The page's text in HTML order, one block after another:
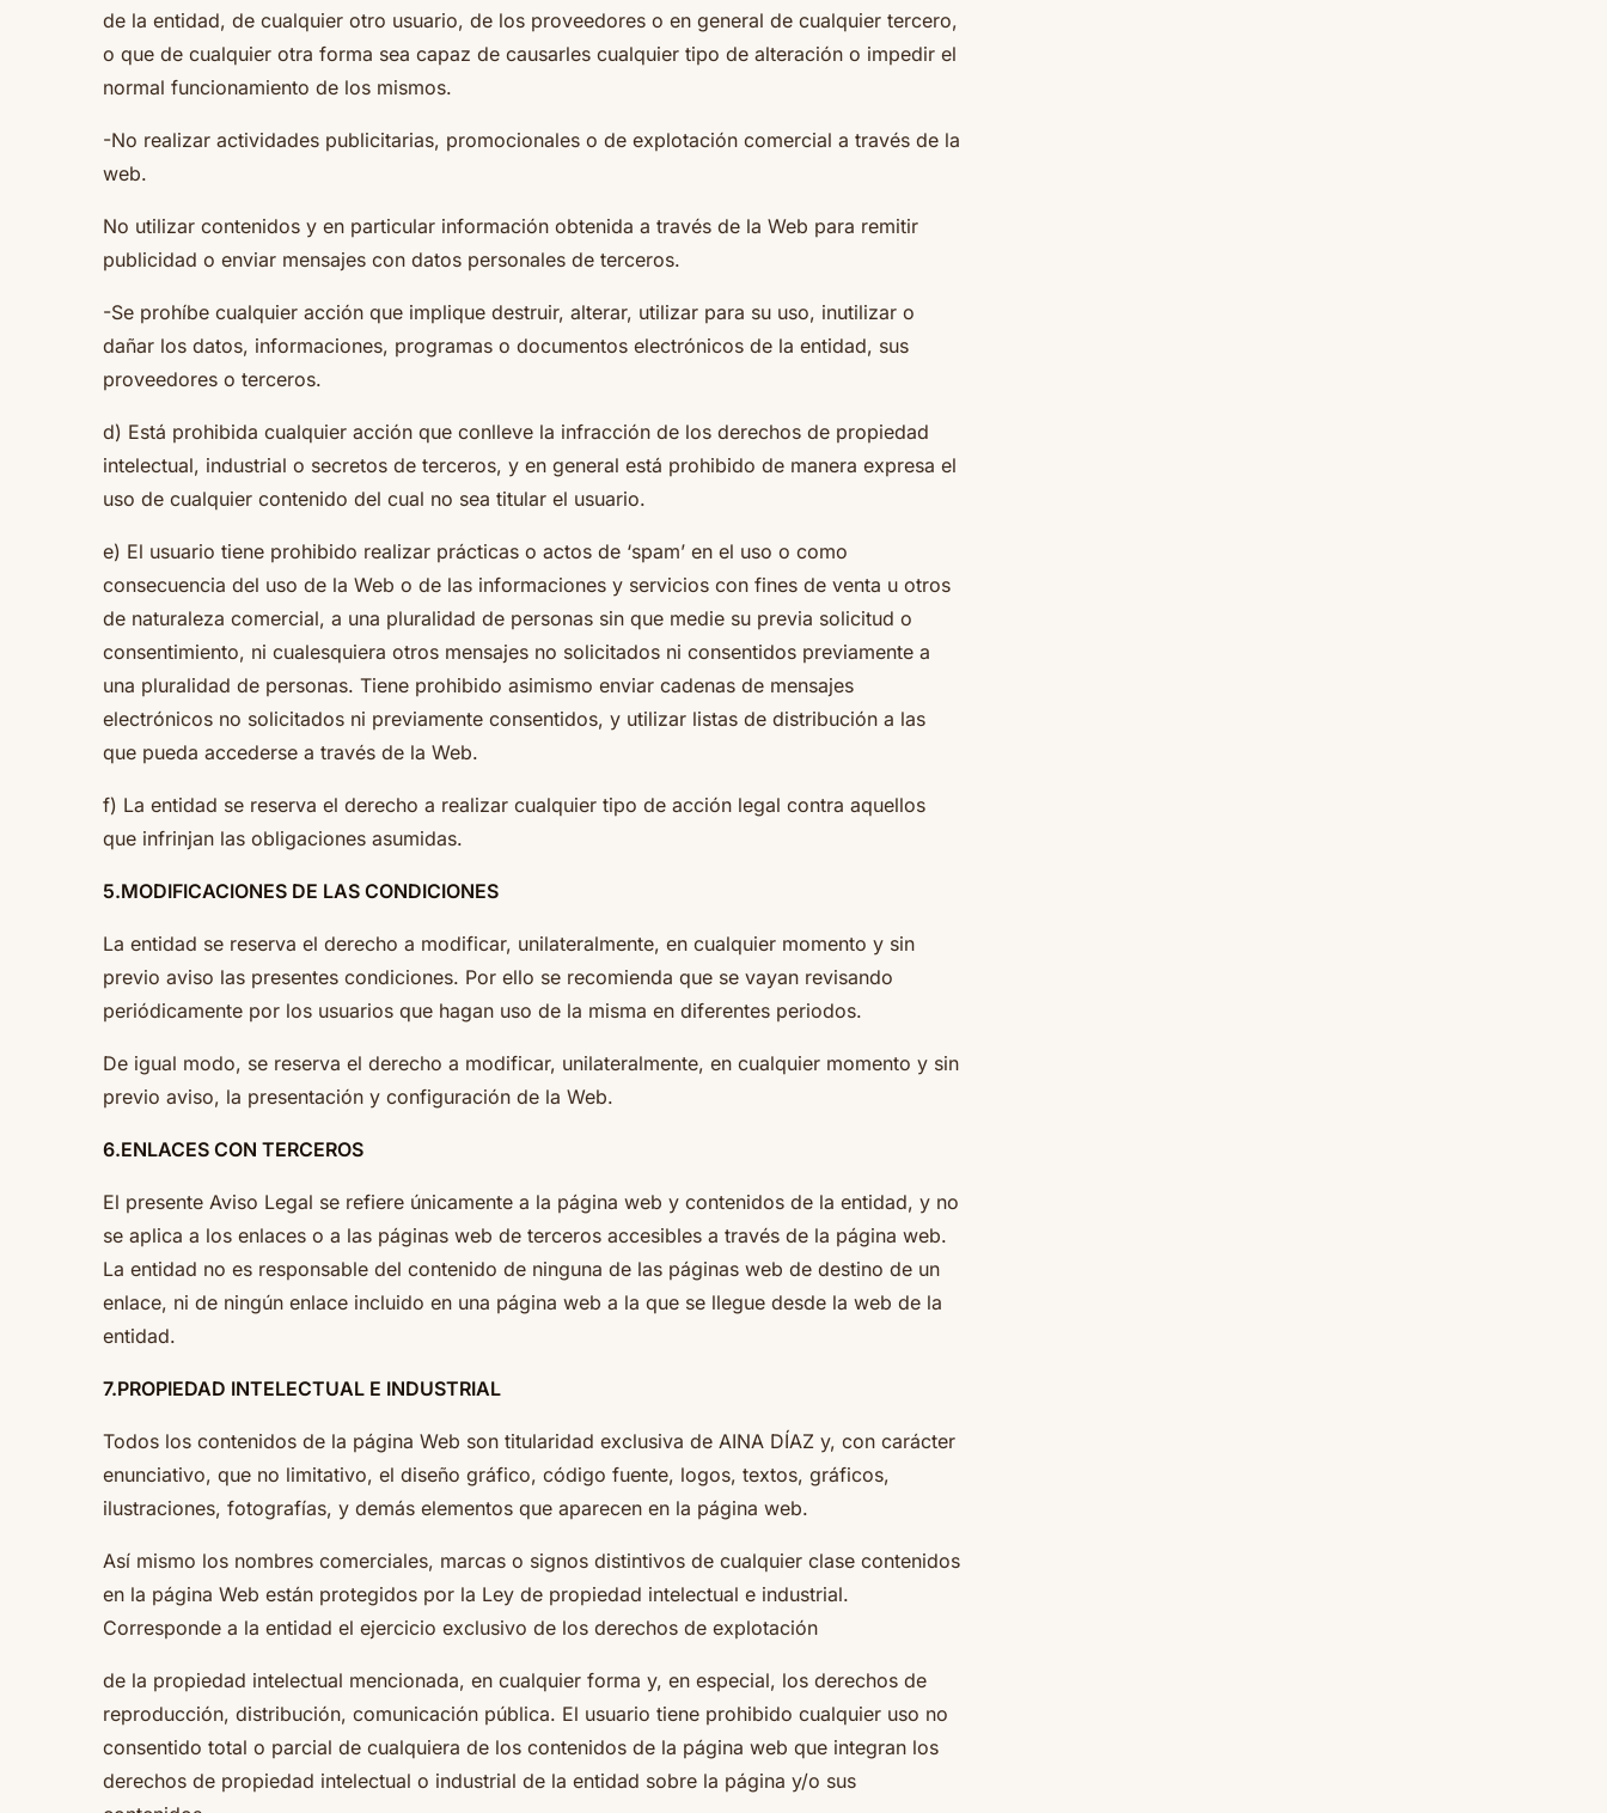
de la entidad, de cualquier otro usuario, de los proveedores o en general de cualquier tercero,
o que de cualquier otra forma sea capaz de causarles cualquier tipo de alteración o impedir el
normal funcionamiento de los mismos.
-No realizar actividades publicitarias, promocionales o de explotación comercial a través de la
web.
No utilizar contenidos y en particular información obtenida a través de la Web para remitir
publicidad o enviar mensajes con datos personales de terceros.
-Se prohíbe cualquier acción que implique destruir, alterar, utilizar para su uso, inutilizar o
dañar los datos, informaciones, programas o documentos electrónicos de la entidad, sus
proveedores o terceros.
d) Está prohibida cualquier acción que conlleve la infracción de los derechos de propiedad
intelectual, industrial o secretos de terceros, y en general está prohibido de manera expresa el
uso de cualquier contenido del cual no sea titular el usuario.
e) El usuario tiene prohibido realizar prácticas o actos de ‘spam’ en el uso o como
consecuencia del uso de la Web o de las informaciones y servicios con fines de venta u otros
de naturaleza comercial, a una pluralidad de personas sin que medie su previa solicitud o
consentimiento, ni cualesquiera otros mensajes no solicitados ni consentidos previamente a
una pluralidad de personas. Tiene prohibido asimismo enviar cadenas de mensajes
electrónicos no solicitados ni previamente consentidos, y utilizar listas de distribución a las
que pueda accederse a través de la Web.
f) La entidad se reserva el derecho a realizar cualquier tipo de acción legal contra aquellos
que infrinjan las obligaciones asumidas.
5.MODIFICACIONES DE LAS CONDICIONES
La entidad se reserva el derecho a modificar, unilateralmente, en cualquier momento y sin
previo aviso las presentes condiciones. Por ello se recomienda que se vayan revisando
periódicamente por los usuarios que hagan uso de la misma en diferentes periodos.
De igual modo, se reserva el derecho a modificar, unilateralmente, en cualquier momento y sin
previo aviso, la presentación y configuración de la Web.
6.ENLACES CON TERCEROS
El presente Aviso Legal se refiere únicamente a la página web y contenidos de la entidad, y no
se aplica a los enlaces o a las páginas web de terceros accesibles a través de la página web.
La entidad no es responsable del contenido de ninguna de las páginas web de destino de un
enlace, ni de ningún enlace incluido en una página web a la que se llegue desde la web de la
entidad.
7.PROPIEDAD INTELECTUAL E INDUSTRIAL
Todos los contenidos de la página Web son titularidad exclusiva de AINA DÍAZ y, con carácter
enunciativo, que no limitativo, el diseño gráfico, código fuente, logos, textos, gráficos,
ilustraciones, fotografías, y demás elementos que aparecen en la página web.
Así mismo los nombres comerciales, marcas o signos distintivos de cualquier clase contenidos
en la página Web están protegidos por la Ley de propiedad intelectual e industrial.
Corresponde a la entidad el ejercicio exclusivo de los derechos de explotación
de la propiedad intelectual mencionada, en cualquier forma y, en especial, los derechos de
reproducción, distribución, comunicación pública. El usuario tiene prohibido cualquier uso no
consentido total o parcial de cualquiera de los contenidos de la página web que integran los
derechos de propiedad intelectual o industrial de la entidad sobre la página y/o sus